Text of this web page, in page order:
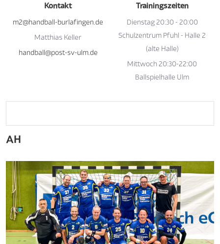
Kontakt
m2@handball-burlafingen.de
Matthias Keller
handball@post-sv-ulm.de
Trainingszeiten
Dienstag 20:30 - 20:00
Schulzentrum Pfuhl - Halle 2
(alte Halle)
Mittwoch 20:30-22:00
Ballspielhalle Ulm
AH